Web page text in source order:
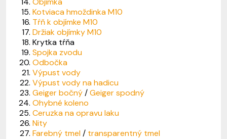
Kotviaca hmoždinka M10
Tŕň k objímke M10
Držiak objímky M10
Krytka tŕňa
Spojka zvodu
Odbočka
Výpust vody
Výpust vody na hadicu
Geiger bočný/Geiger spodný
Ohybné koleno
Ceruzka na opravu laku
Nity
Farebný tmel/ transparentný tmel